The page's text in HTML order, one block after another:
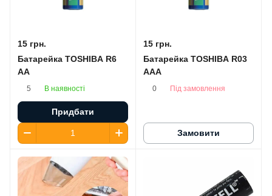
15 грн.
Батарейка TOSHIBA R6
AA
5 В наявності
Придбати
15 грн.
Батарейка TOSHIBA R03
AAA
0 Під замовлення
Замовити